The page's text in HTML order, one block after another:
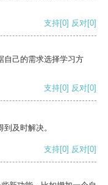
支持[0] 反对[0]
自己的需求选择学习方
支持[0] 反对[0]
及时解决。
支持[0] 反对[0]